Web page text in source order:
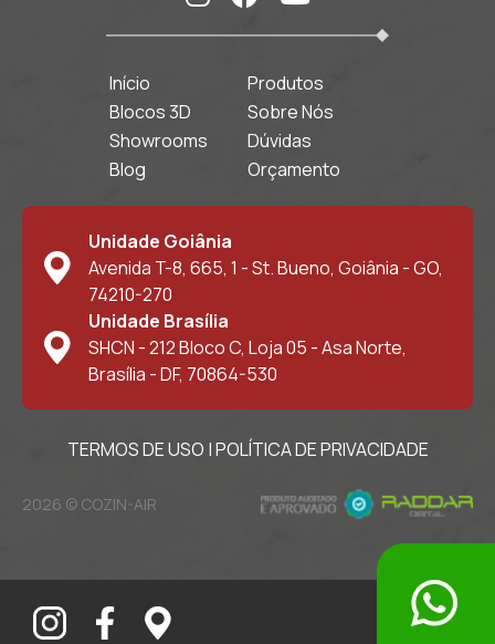
Início
Produtos
Blocos 3D
Sobre Nós
Showrooms
Dúvidas
Blog
Orçamento
Unidade Goiânia
Avenida T-8, 665, 1 - St. Bueno, Goiânia - GO,
74210-270
Unidade Brasília
SHCN - 212 Bloco C, Loja 05 - Asa Norte,
Brasília - DF, 70864-530
TERMOS DE USO |POLÍTICA DE PRIVACIDADE
2026 © COZIN-AIR